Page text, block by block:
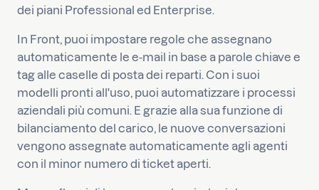
dei piani Professional ed Enterprise.
In Front, puoi impostare regole che assegnano
automaticamente le e-mail in base a parole chiave e
tag alle caselle di posta dei reparti. Con i suoi
modelli pronti all'uso, puoi automatizzare i processi
aziendali più comuni. E grazie alla sua funzione di
bilanciamento del carico, le nuove conversazioni
vengono assegnate automaticamente agli agenti
con il minor numero di ticket aperti.